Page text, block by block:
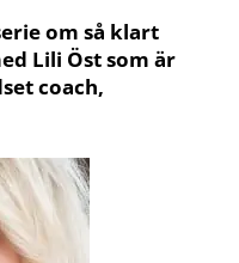
om så klart
Lili Öst som är
coach,